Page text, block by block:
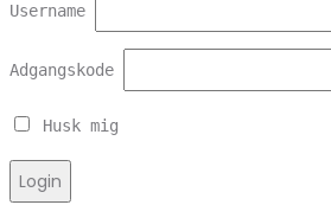
Username
Adgangskode
Husk mig
Login